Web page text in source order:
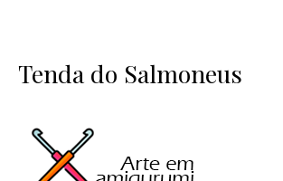
Tenda do Salmoneus